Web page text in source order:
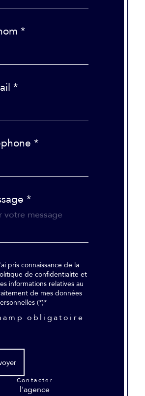
*
*
*
*
la
de confidentialité et
informations relatives au
de mes données
(*)*
obligatoire
contacter
l'agence